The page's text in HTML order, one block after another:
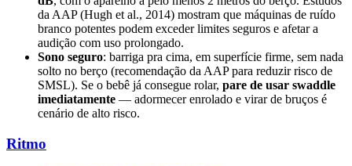
da AAP (Hugh et al., 2014) mostram que máquinas de ruído
branco potentes podem exceder limites seguros e afetar a
audição com uso prolongado.
Sono seguro: barriga pra cima, em superfície firme, sem nada
solto no berço (recomendação da AAP para reduzir risco de
SMSL). Se o bebê já consegue rolar, pare de usar swaddle
imediatamente — adormecer enrolado e virar de bruços é
cenário de alto risco.
Ritmo